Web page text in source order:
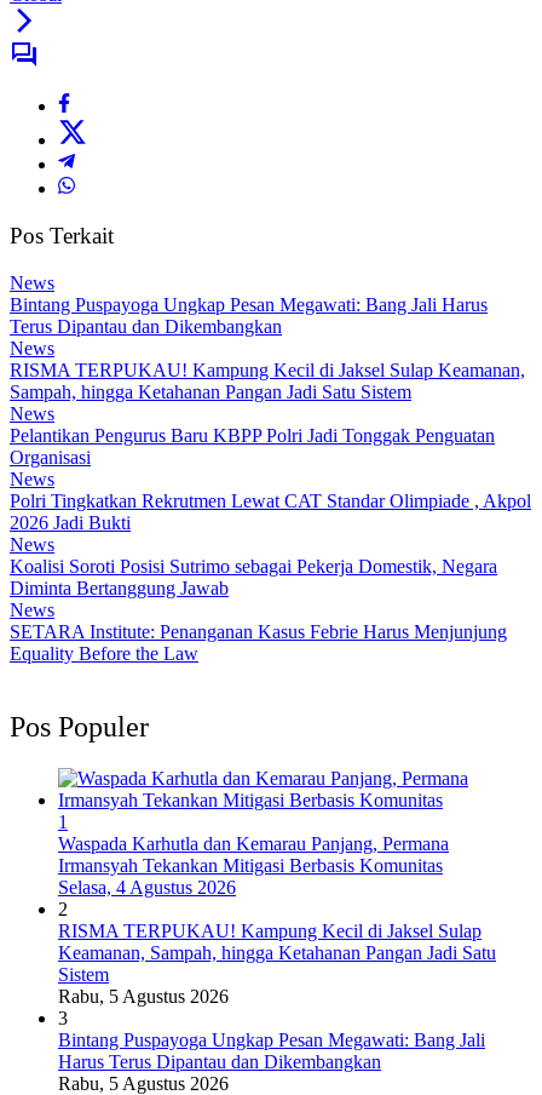
Pos Terkait
News
Bintang Puspayoga Ungkap Pesan Megawati: Bang Jali Harus
Terus Dipantau dan Dikembangkan
News
RISMA TERPUKAU! Kampung Kecil di Jaksel Sulap Keamanan,
Sampah, hingga Ketahanan Pangan Jadi Satu Sistem
News
Pelantikan Pengurus Baru KBPP Polri Jadi Tonggak Penguatan
Organisasi
News
Polri Tingkatkan Rekrutmen Lewat CAT Standar Olimpiade , Akpol
2026 Jadi Bukti
News
Koalisi Soroti Posisi Sutrimo sebagai Pekerja Domestik, Negara
Diminta Bertanggung Jawab
News
SETARA Institute: Penanganan Kasus Febrie Harus Menjunjung
Equality Before the Law
Pos Populer
1
Waspada Karhutla dan Kemarau Panjang, Permana
Irmansyah Tekankan Mitigasi Berbasis Komunitas
Selasa, 4 Agustus 2026
2
RISMA TERPUKAU! Kampung Kecil di Jaksel Sulap
Keamanan, Sampah, hingga Ketahanan Pangan Jadi Satu
Sistem
Rabu, 5 Agustus 2026
3
Bintang Puspayoga Ungkap Pesan Megawati: Bang Jali
Harus Terus Dipantau dan Dikembangkan
Rabu, 5 Agustus 2026